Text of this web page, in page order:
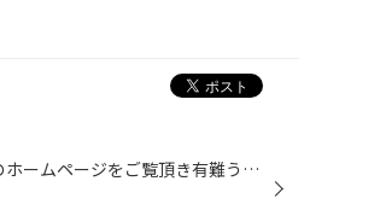
皆さんこんにちは(^_^) タイヤ館港北ニュータウン店のホームページをご覧頂き有難う御座います(^_^)/ バッテリー交換のご案内です(^o^) 交換したお車は 『トヨタ ヴォクシー』です！ 交換前のバッテリーは アイドリング車用バッテリーの 『S-85』 こちらが装着されていました！ 今回装着したバッテ...